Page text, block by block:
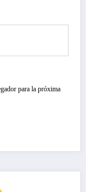
para la próxima